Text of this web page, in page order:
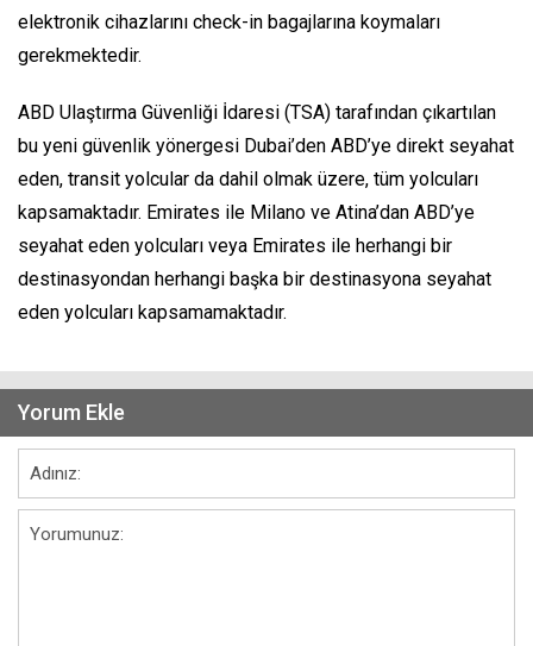
elektronik cihazlarını check-in bagajlarına koymaları
gerekmektedir.
ABD Ulaştırma Güvenliği İdaresi (TSA) tarafından çıkartılan
bu yeni güvenlik yönergesi Dubai’den ABD’ye direkt seyahat
eden, transit yolcular da dahil olmak üzere, tüm yolcuları
kapsamaktadır. Emirates ile Milano ve Atina’dan ABD’ye
seyahat eden yolcuları veya Emirates ile herhangi bir
destinasyondan herhangi başka bir destinasyona seyahat
eden yolcuları kapsamamaktadır.
Yorum Ekle